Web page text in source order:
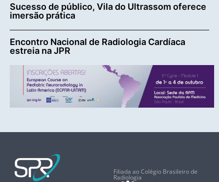
Sucesso de público, Vila do Ultrassom oferece
imersão prática
Encontro Nacional de Radiologia Cardíaca
estreia na JPR
Filiada ao Colégio Brasileiro de
Radiologia